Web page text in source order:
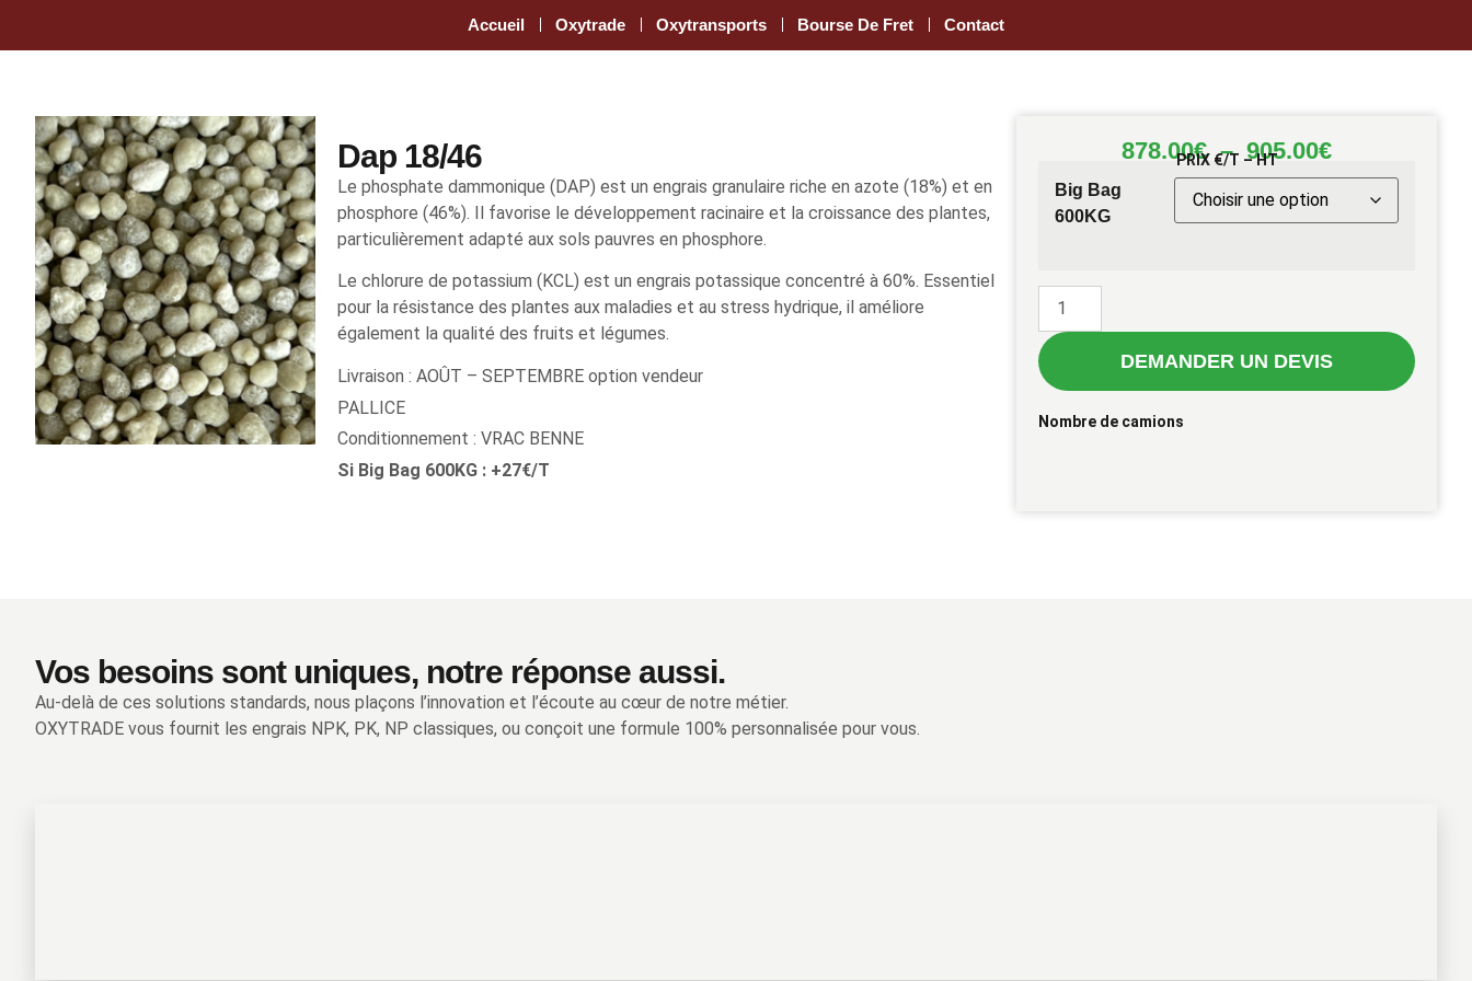
Accueil Oxytrade Oxytransports Bourse De Fret Contact
Dap 18/46
Le phosphate dammonique (DAP) est un engrais granulaire riche en azote (18%) et en
phosphore (46%). Il favorise le développement racinaire et la croissance des plantes,
particulièrement adapté aux sols pauvres en phosphore.
Le chlorure de potassium (KCL) est un engrais potassique concentré à 60%. Essentiel
pour la résistance des plantes aux maladies et au stress hydrique, il améliore
également la qualité des fruits et légumes.
Livraison : AOÛT – SEPTEMBRE option vendeur
PALLICE
Conditionnement : VRAC BENNE
Si Big Bag 600KG : +27€/T
878.00€ – 905.00€
PRIX €/T – HT
Big Bag
600KG
DEMANDER UN DEVIS
Nombre de camions
Vos besoins sont uniques, notre réponse aussi.
Au-delà de ces solutions standards, nous plaçons l’innovation et l’écoute au cœur de notre métier.
OXYTRADE vous fournit les engrais NPK, PK, NP classiques, ou conçoit une formule 100% personnalisée pour vous.